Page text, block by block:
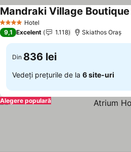
4 Stele Hotel
Mandraki Village
9,1 Excelent 1.118 Skiathos Oraș
Din 836 lei
Vedeți prețurile de la 6 site-uri
Alegere populară